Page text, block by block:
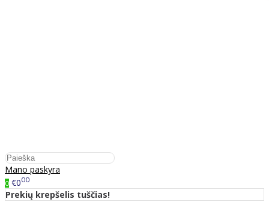
Mano paskyra
0 €000
Prekių krepšelis tuščias!